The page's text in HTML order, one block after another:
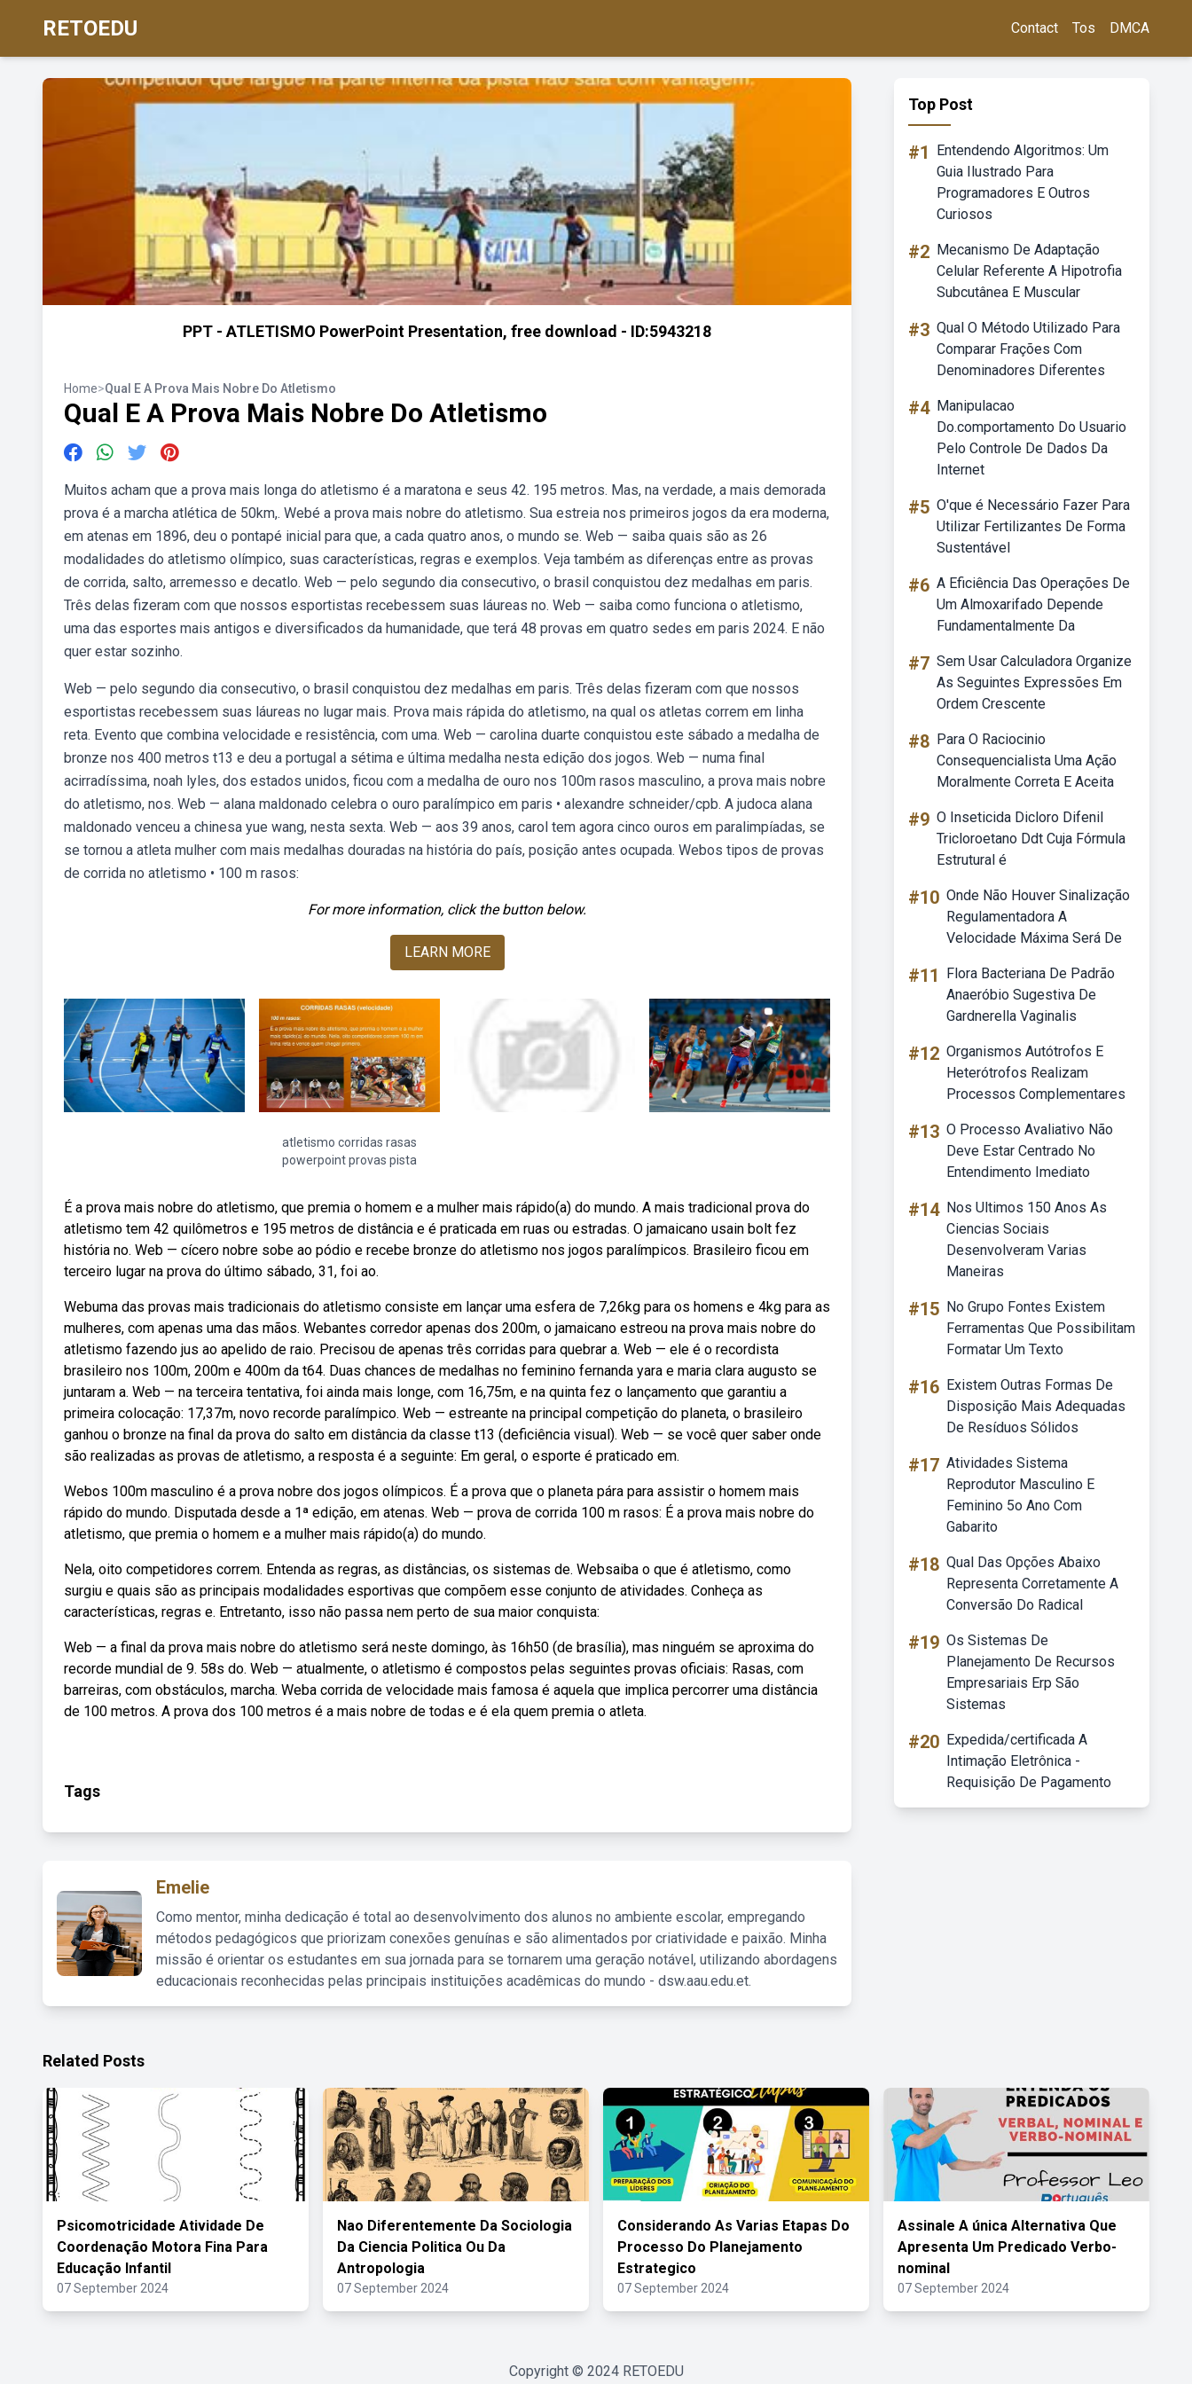
RETOEDU Contact Tos DMCA
PPT - ATLETISMO PowerPoint Presentation, free download - ID:5943218
Home>Qual E A Prova Mais Nobre Do Atletismo
Qual E A Prova Mais Nobre Do Atletismo
Muitos acham que a prova mais longa do atletismo é a maratona e seus 42. 195 metros. Mas, na verdade, a mais demorada
prova é a marcha atlética de 50km,. Webé a prova mais nobre do atletismo. Sua estreia nos primeiros jogos da era moderna,
em atenas em 1896, deu o pontapé inicial para que, a cada quatro anos, o mundo se. Web — saiba quais são as 26
modalidades do atletismo olímpico, suas características, regras e exemplos. Veja também as diferenças entre as provas
de corrida, salto, arremesso e decatlo. Web — pelo segundo dia consecutivo, o brasil conquistou dez medalhas em paris.
Três delas fizeram com que nossos esportistas recebessem suas láureas no. Web — saiba como funciona o atletismo,
uma das esportes mais antigos e diversificados da humanidade, que terá 48 provas em quatro sedes em paris 2024. E não
quer estar sozinho.
Web — pelo segundo dia consecutivo, o brasil conquistou dez medalhas em paris. Três delas fizeram com que nossos
esportistas recebessem suas láureas no lugar mais. Prova mais rápida do atletismo, na qual os atletas correm em linha
reta. Evento que combina velocidade e resistência, com uma. Web — carolina duarte conquistou este sábado a medalha de
bronze nos 400 metros t13 e deu a portugal a sétima e última medalha nesta edição dos jogos. Web — numa final
acirradíssima, noah lyles, dos estados unidos, ficou com a medalha de ouro nos 100m rasos masculino, a prova mais nobre
do atletismo, nos. Web — alana maldonado celebra o ouro paralímpico em paris • alexandre schneider/cpb. A judoca alana
maldonado venceu a chinesa yue wang, nesta sexta. Web — aos 39 anos, carol tem agora cinco ouros em paralimpíadas, se
se tornou a atleta mulher com mais medalhas douradas na história do país, posição antes ocupada. Webos tipos de provas
de corrida no atletismo • 100 m rasos:
For more information, click the button below.
LEARN MORE
atletismo corridas rasas
powerpoint provas pista
É a prova mais nobre do atletismo, que premia o homem e a mulher mais rápido(a) do mundo. A mais tradicional prova do
atletismo tem 42 quilômetros e 195 metros de distância e é praticada em ruas ou estradas. O jamaicano usain bolt fez
história no. Web — cícero nobre sobe ao pódio e recebe bronze do atletismo nos jogos paralímpicos. Brasileiro ficou em
terceiro lugar na prova do último sábado, 31, foi ao.
Webuma das provas mais tradicionais do atletismo consiste em lançar uma esfera de 7,26kg para os homens e 4kg para as
mulheres, com apenas uma das mãos. Webantes corredor apenas dos 200m, o jamaicano estreou na prova mais nobre do
atletismo fazendo jus ao apelido de raio. Precisou de apenas três corridas para quebrar a. Web — ele é o recordista
brasileiro nos 100m, 200m e 400m da t64. Duas chances de medalhas no feminino fernanda yara e maria clara augusto se
juntaram a. Web — na terceira tentativa, foi ainda mais longe, com 16,75m, e na quinta fez o lançamento que garantiu a
primeira colocação: 17,37m, novo recorde paralímpico. Web — estreante na principal competição do planeta, o brasileiro
ganhou o bronze na final da prova do salto em distância da classe t13 (deficiência visual). Web — se você quer saber onde
são realizadas as provas de atletismo, a resposta é a seguinte: Em geral, o esporte é praticado em.
Webos 100m masculino é a prova nobre dos jogos olímpicos. É a prova que o planeta pára para assistir o homem mais
rápido do mundo. Disputada desde a 1ª edição, em atenas. Web — prova de corrida 100 m rasos: É a prova mais nobre do
atletismo, que premia o homem e a mulher mais rápido(a) do mundo.
Nela, oito competidores correm. Entenda as regras, as distâncias, os sistemas de. Websaiba o que é atletismo, como
surgiu e quais são as principais modalidades esportivas que compõem esse conjunto de atividades. Conheça as
características, regras e. Entretanto, isso não passa nem perto de sua maior conquista:
Web — a final da prova mais nobre do atletismo será neste domingo, às 16h50 (de brasília), mas ninguém se aproxima do
recorde mundial de 9. 58s do. Web — atualmente, o atletismo é compostos pelas seguintes provas oficiais: Rasas, com
barreiras, com obstáculos, marcha. Weba corrida de velocidade mais famosa é aquela que implica percorrer uma distância
de 100 metros. A prova dos 100 metros é a mais nobre de todas e é ela quem premia o atleta.
Tags
Emelie
Como mentor, minha dedicação é total ao desenvolvimento dos alunos no ambiente escolar, empregando
métodos pedagógicos que priorizam conexões genuínas e são alimentados por criatividade e paixão. Minha
missão é orientar os estudantes em sua jornada para se tornarem uma geração notável, utilizando abordagens
educacionais reconhecidas pelas principais instituições acadêmicas do mundo - dsw.aau.edu.et.
Top Post
#1
Entendendo Algoritmos: Um
Guia Ilustrado Para
Programadores E Outros
Curiosos
#2 Mecanismo De Adaptação
Celular Referente A Hipotrofia
Subcutânea E Muscular
#3 Qual O Método Utilizado Para
Comparar Frações Com
Denominadores Diferentes
#4 Manipulacao
Do.comportamento Do Usuario
Pelo Controle De Dados Da
Internet
#5 O'que é Necessário Fazer Para
Utilizar Fertilizantes De Forma
Sustentável
#6 A Eficiência Das Operações De
Um Almoxarifado Depende
Fundamentalmente Da
#7 Sem Usar Calculadora Organize
As Seguintes Expressões Em
Ordem Crescente
#8 Para O Raciocinio
Consequencialista Uma Ação
Moralmente Correta E Aceita
#9 O Inseticida Dicloro Difenil
Tricloroetano Ddt Cuja Fórmula
Estrutural é
#10 Onde Não Houver Sinalização
Regulamentadora A
Velocidade Máxima Será De
#11
Flora Bacteriana De Padrão
Anaeróbio Sugestiva De
Gardnerella Vaginalis
#12 Organismos Autótrofos E
Heterótrofos Realizam
Processos Complementares
#13 O Processo Avaliativo Não
Deve Estar Centrado No
Entendimento Imediato
#14 Nos Ultimos 150 Anos As
Ciencias Sociais
Desenvolveram Varias
Maneiras
#15 No Grupo Fontes Existem
Ferramentas Que Possibilitam
Formatar Um Texto
#16 Existem Outras Formas De
Disposição Mais Adequadas
De Resíduos Sólidos
#17 Atividades Sistema
Reprodutor Masculino E
Feminino 5o Ano Com
Gabarito
#18 Qual Das Opções Abaixo
Representa Corretamente A
Conversão Do Radical
#19 Os Sistemas De
Planejamento De Recursos
Empresariais Erp São
Sistemas
#20 Expedida/certificada A
Intimação Eletrônica -
Requisição De Pagamento
Related Posts
Psicomotricidade Atividade De
Coordenação Motora Fina Para
Educação Infantil
07 September 2024
Nao Diferentemente Da Sociologia
Da Ciencia Politica Ou Da
Antropologia
07 September 2024
Considerando As Varias Etapas Do
Processo Do Planejamento
Estrategico
07 September 2024
Assinale A única Alternativa Que
Apresenta Um Predicado Verbo-
nominal
07 September 2024
Copyright © 2024 RETOEDU